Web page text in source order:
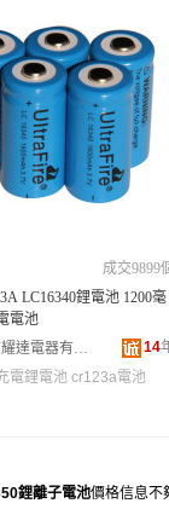
成交9899
LC16340鋰電池 1200毫
電池
義烏市耀達電器有限公司
14
電鋰電池 cr123a電池
鋰離子電池價格信息不